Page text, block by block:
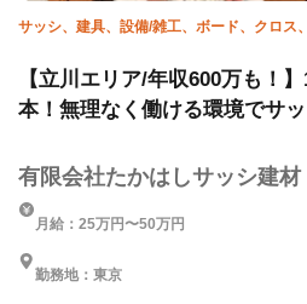
サッシ、建具、設備/雑工、ボード、クロス
【立川エリア/年収600万も！
本！無理なく働ける環境でサ
有限会社たかはしサッシ建材
月給：25万円〜50万円
勤務地：東京